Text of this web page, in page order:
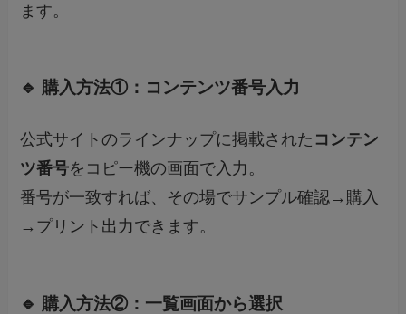
ます。
🔹 購入方法①：コンテンツ番号入力
公式サイトのラインナップに掲載された コンテン
ツ番号をコピー機の画面で入力。
番号が一致すれば、その場でサンプル確認→購入
→プリント出力できます。
🔹 購入方法②：一覧画面から選択